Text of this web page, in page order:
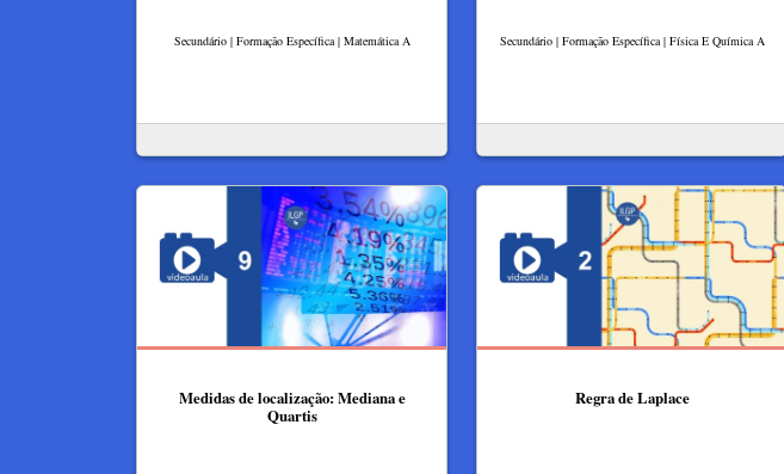
Secundário | Formação Específica | Matemática A Secundário | Formação Específica | Física E Química A
Medidas de localização: Mediana e
Quartis
Regra de Laplace